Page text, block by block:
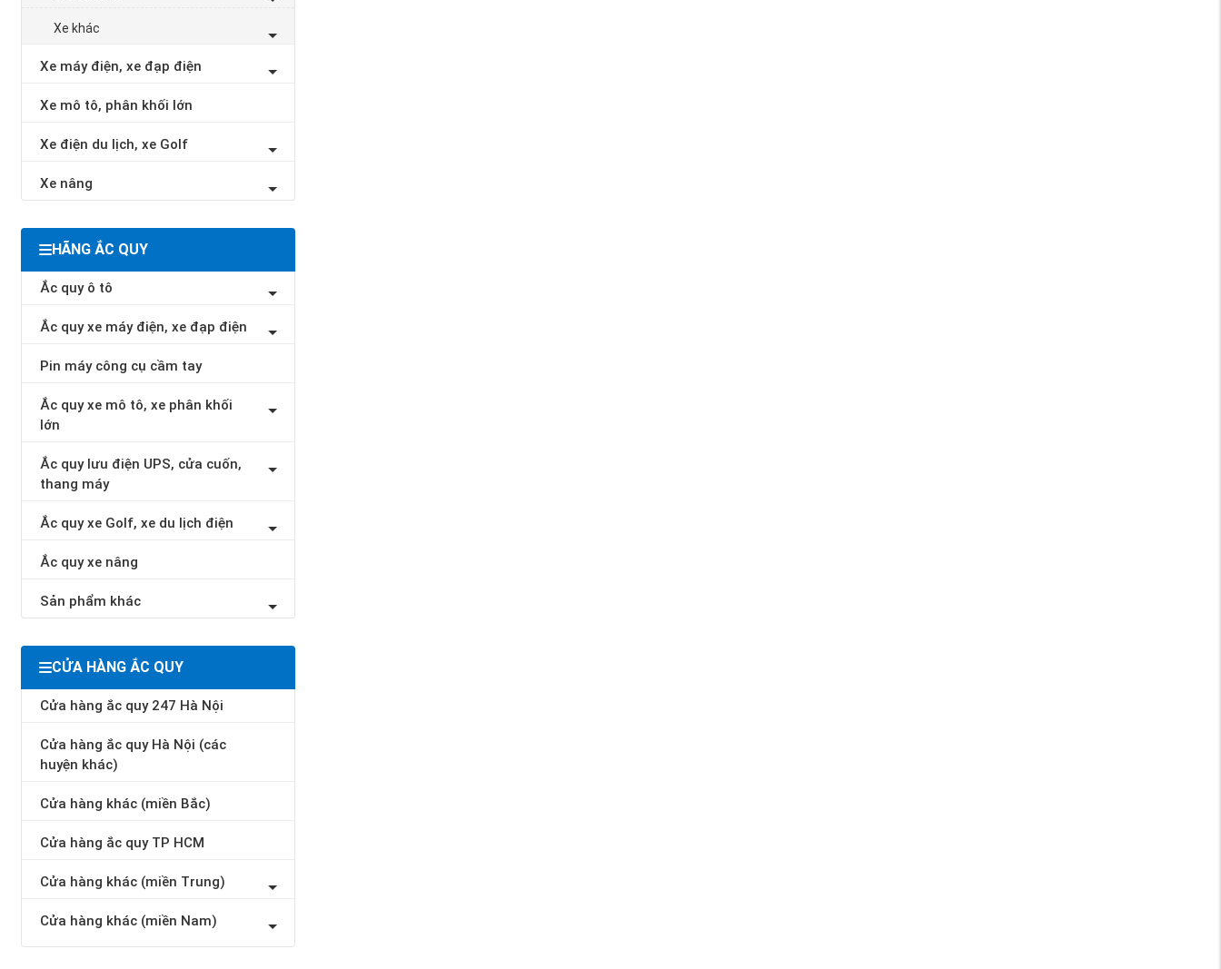
Xe khác
Xe máy điện, xe đạp điện
Xe mô tô, phân khối lớn
Xe điện du lịch, xe Golf
Xe nâng
HÃNG ẮC QUY
Ắc quy ô tô
Ắc quy xe máy điện, xe đạp điện
Pin máy công cụ cầm tay
Ắc quy xe mô tô, xe phân khối
lớn
Ắc quy lưu điện UPS, cửa cuốn,
thang máy
Ắc quy xe Golf, xe du lịch điện
Ắc quy xe nâng
Sản phẩm khác
CỬA HÀNG ẮC QUY
Cửa hàng ắc quy 247 Hà Nội
Cửa hàng ắc quy Hà Nội (các
huyện khác)
Cửa hàng khác (miền Bắc)
Cửa hàng ắc quy TP HCM
Cửa hàng khác (miền Trung)
Cửa hàng khác (miền Nam)